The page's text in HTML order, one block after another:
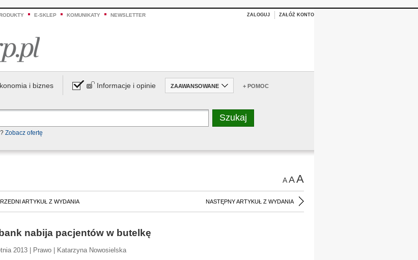
E-SKLEP KOMUNIKATY NEWSLETTER ZALOGUJ ZAŁÓŻ KONTO
i biznes Informacje i opinie ZAAWANSOWANE + POMOC
Zobacz ofertę
AAA
ARTYKUŁ Z WYDANIA NASTĘPNY ARTYKUŁ Z WYDANIA
nabija pacjentów w butelkę
2013 | Prawo | Katarzyna Nowosielska